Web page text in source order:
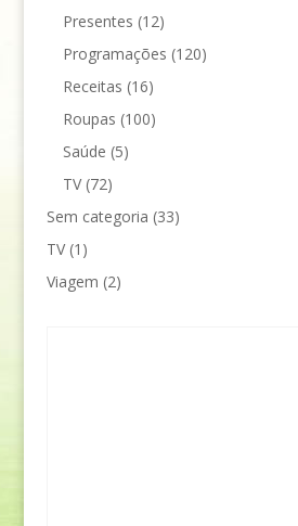
Presentes (12)
Programações (120)
Receitas (16)
Roupas (100)
Saúde (5)
TV(72)
Sem categoria (33)
TV(1)
Viagem (2)